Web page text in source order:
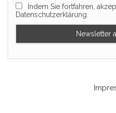
Indem Sie fortfahren,
Datenschutzerklärung.